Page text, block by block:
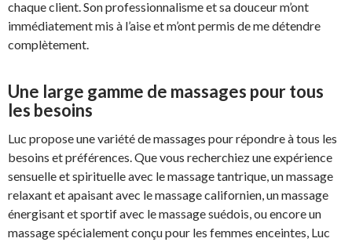
chaque client. Son professionnalisme et sa douceur m’ont
immédiatement mis à l’aise et m’ont permis de me détendre
complètement.
Une large gamme de massages pour tous
les besoins
Luc propose une variété de massages pour répondre à tous les
besoins et préférences. Que vous recherchiez une expérience
sensuelle et spirituelle avec le massage tantrique, un massage
relaxant et apaisant avec le massage californien, un massage
énergisant et sportif avec le massage suédois, ou encore un
massage spécialement conçu pour les femmes enceintes, Luc